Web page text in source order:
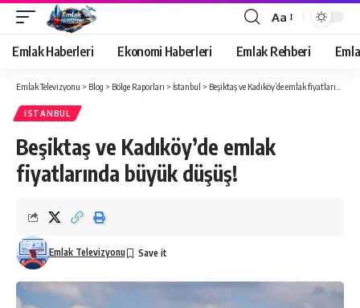
Yazı
Tipi
Boyutlandırıcı
Aa
Emlak Haberleri Ekonomi Haberleri Emlak Rehberi
Emlak Televizyonu > Blog > Bölge Raporları > İstanbul > Beşiktaş ve Kadıköy’de emlak fiyatlarında büyük düşüş!
İSTANBUL
Beşiktaş ve Kadıköy’de emlak
fiyatlarında büyük düşüş!
Emlak Televizyonu